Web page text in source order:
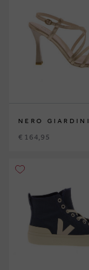
NERO GIARDINI
€ 164,95